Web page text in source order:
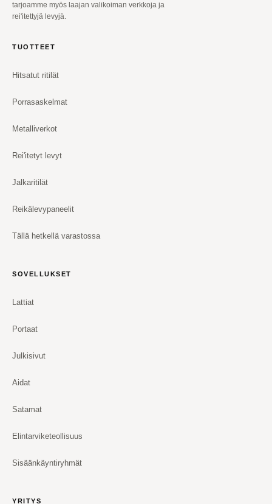
tarjoamme myös laajan valikoiman verkkoja ja
rei'itettyjä levyjä.
TUOTTEET
Hitsatut ritilät
Porrasaskelmat
Metalliverkot
Rei'itetyt levyt
Jalkaritilät
Reikälevypaneelit
Tällä hetkellä varastossa
SOVELLUKSET
Lattiat
Portaat
Julkisivut
Aidat
Satamat
Elintarviketeollisuus
Sisäänkäyntiryhmät
YRITYS